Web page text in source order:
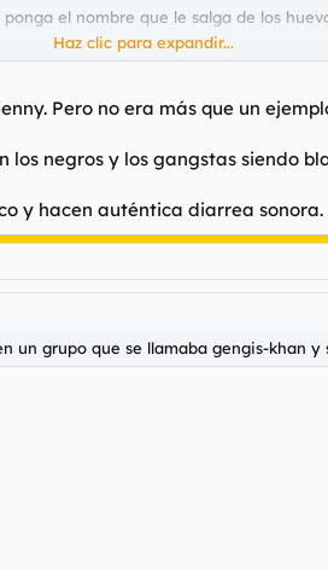
el nombre que le salga de los
me tocaban un poco los cataplines
Haz clic para expandir...
Pero no era más que un
los negros y los gangstas siendo
y hacen auténtica diarrea sonora.
un grupo que se llamaba gengis-khan y